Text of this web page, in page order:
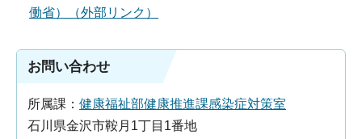
働省）（外部リンク）
お問い合わせ
所属課： 健康福祉部健康推進課感染症対策室
石川県金沢市鞍月1丁目1番地